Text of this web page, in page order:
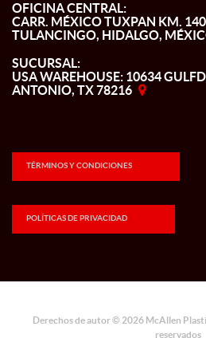
OFICINA CENTRAL:
CARR. MÉXICO TUXPAN KM.
TULANCINGO, HIDALGO,
SUCURSAL:
USA WAREHOUSE: 10634
ANTONIO, TX 78216
TÉRMINOS Y CONDICIONES
POLÍTICAS DE PRIVACIDAD
Derechos de autor © 2026 McAllen
reservados